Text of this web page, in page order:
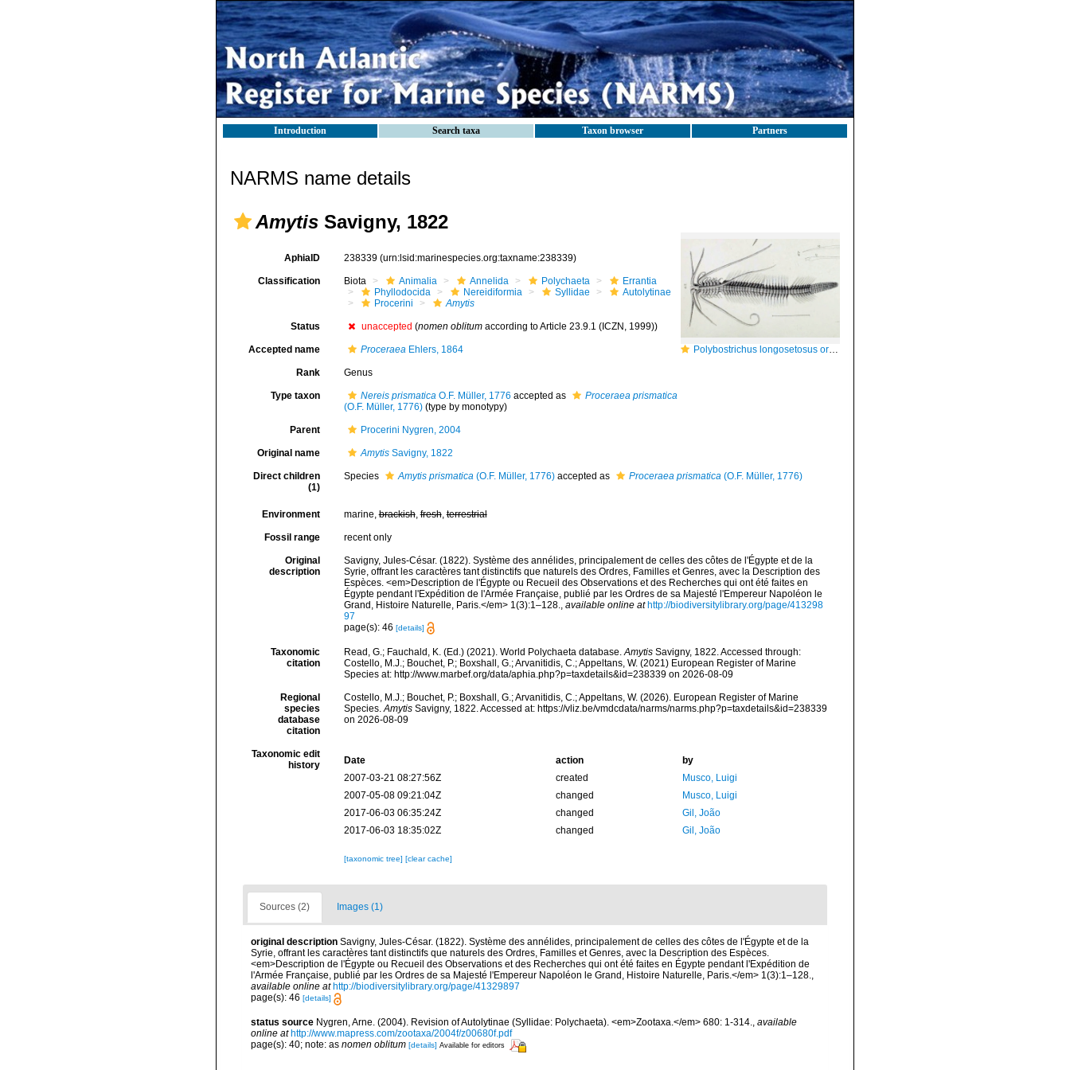
Introduction Search taxa Taxon browser Partners
NARMS name details
Amytis Savigny, 1822
Polybostrichus longosetosus original plate in sted, 1843
AphiaID 238339 (urn:lsid:marinespecies.org:taxname:238339)
Classification Biota Animalia Annelida Polychaeta
Errantia
Phyllodocida
Nereidiformia Syllidae
Autolytinae
Procerini
Amytis
Status unaccepted (nomen oblitumaccording to Article 23.9.1 (ICZN, 1999))
Accepted name ProceraeaEhlers, 1864
Rank Genus
Type taxon Nereis prismaticaO.F. Müller, 1776 accepted as
Proceraea prismatica
(O.F. Müller, 1776)(type by monotypy)
Parent Procerini Nygren, 2004
Original name AmytisSavigny, 1822
Direct children
(1)
Species Amytis prismatica(O.F. Müller, 1776)accepted as Proceraea prismatica(O.F. Müller, 1776)
Environment marine,brackish,fresh,terrestrial
Fossil range recent only
Original
description
Savigny, Jules-César. (1822). Système des annélides, principalement de celles des côtes de l'Égypte et de la
Syrie, offrant les caractères tant distinctifs que naturels des Ordres, Familles et Genres, avec la Description des
Espèces. <em>Description de l'Égypte ou Recueil des Observations et des Recherches qui ont été faites en
Égypte pendant l'Expédition de l'Armée Française, publié par les Ordres de sa Majesté l'Empereur Napoléon le
Grand, Histoire Naturelle, Paris.</em> 1(3):1–128., available online at http://biodiversitylibrary.org/page/413298
97
page(s): 46 [details]
Taxonomic
citation
Read, G.; Fauchald, K. (Ed.) (2021). World Polychaeta database.AmytisSavigny, 1822. Accessed through:
Costello, M.J.; Bouchet, P.; Boxshall, G.; Arvanitidis, C.; Appeltans, W. (2021) European Register of Marine
Species at: http://www.marbef.org/data/aphia.php?p=taxdetails&id=238339 on 2026-08-09
Regional
species
database
citation
Costello, M.J.; Bouchet, P.; Boxshall, G.; Arvanitidis, C.; Appeltans, W. (2026). European Register of Marine
Species.AmytisSavigny, 1822. Accessed at: https://vliz.be/vmdcdata/narms/narms.php?p=taxdetails&id=238339
on 2026-08-09
Taxonomic edit
history
Date action
by
2007-03-21 08:27:56Z
created
Musco, Luigi
2007-05-08 09:21:04Z
changed
Musco, Luigi
2017-06-03 06:35:24Z
changed
Gil, João
2017-06-03 18:35:02Z
changed Gil, João
[taxonomic tree] [clear cache]
Sources (2) Images (1)
original description Savigny, Jules-César. (1822). Système des annélides, principalement de celles des côtes de l'Égypte et de la
Syrie, offrant les caractères tant distinctifs que naturels des Ordres, Familles et Genres, avec la Description des Espèces.
<em>Description de l'Égypte ou Recueil des Observations et des Recherches qui ont été faites en Égypte pendant l'Expédition de
l'Armée Française, publié par les Ordres de sa Majesté l'Empereur Napoléon le Grand, Histoire Naturelle, Paris.</em> 1(3):1–128.,
available online at http://biodiversitylibrary.org/page/41329897
page(s): 46 [details]
status source Nygren, Arne. (2004). Revision of Autolytinae (Syllidae: Polychaeta). <em>Zootaxa.</em> 680: 1-314.
available
online at http://www.mapress.com/zootaxa/2004f/z00680f.pdf
page(s): 40; note: as nomen oblitum [details] Available for editors